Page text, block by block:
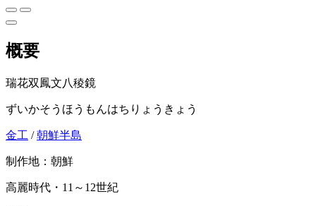
概要
瑞花双鳳文八稜鏡
ずいかそうほうもんはちりょうきょう
金工 /朝鮮半島
制作地：朝鮮
高麗時代・11～12世紀